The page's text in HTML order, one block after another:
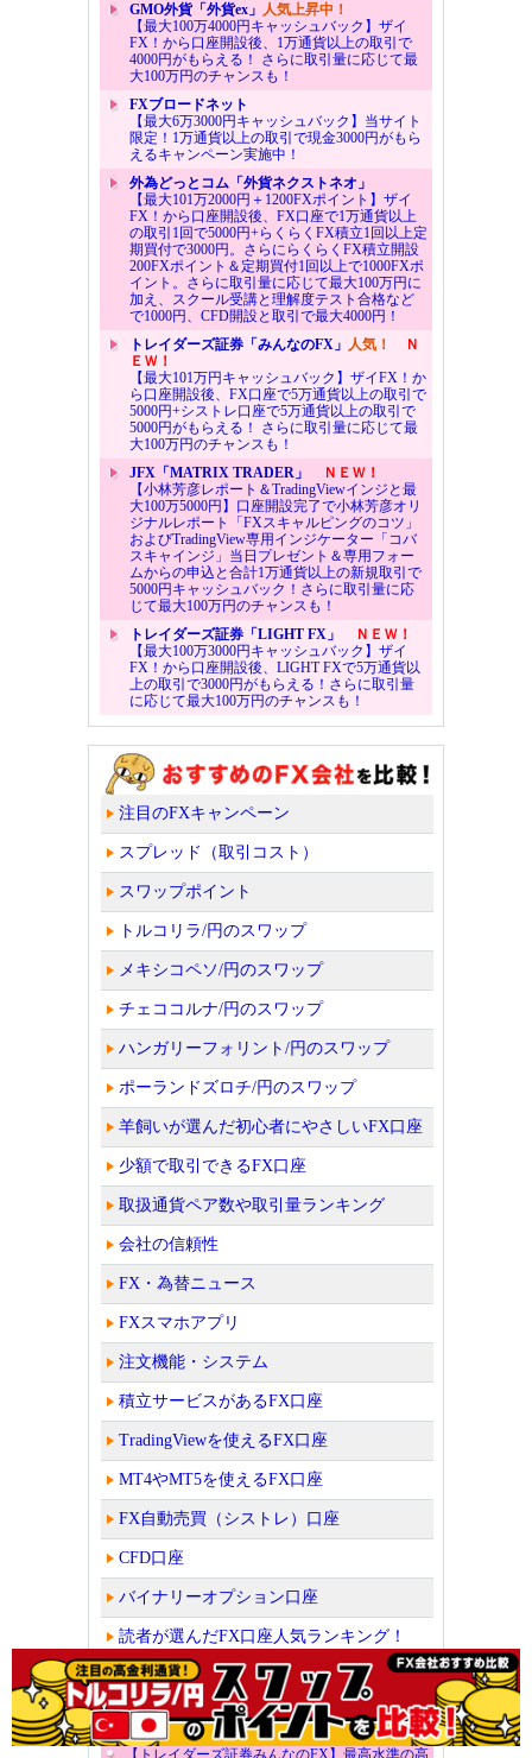
GMO外貨「外貨ex」 人気上昇中！
【最大100万4000円キャッシュバック】ザイ
FX！から口座開設後、1万通貨以上の取引で
4000円がもらえる！ さらに取引量に応じて最
大100万円のチャンスも！
FXブロードネット
【最大6万3000円キャッシュバック】当サイト
限定！1万通貨以上の取引で現金3000円がもら
えるキャンペーン実施中！
外為どっとコム「外貨ネクストネオ」
【最大101万2000円＋1200FXポイント】ザイ
FX！から口座開設後、FX口座で1万通貨以上
の取引1回で5000円+らくらくFX積立1回以上定
期買付で3000円。さらにらくらくFX積立開設
200FXポイント＆定期買付1回以上で1000FXポ
イント。さらに取引量に応じて最大100万円に
加え、スクール受講と理解度テスト合格など
で1000円、CFD開設と取引で最大4000円！
トレイダーズ証券「みんなのFX」 人気！
Ｎ
ＥＷ！
【最大101万円キャッシュバック】ザイFX！か
ら口座開設後、FX口座で5万通貨以上の取引で
5000円+シストレ口座で5万通貨以上の取引で
5000円がもらえる！ さらに取引量に応じて最
大100万円のチャンスも！
JFX「MATRIX TRADER」
ＮＥＷ！
【小林芳彦レポート＆TradingViewインジと最
大100万5000円】口座開設完了で小林芳彦オリ
ジナルレポート「FXスキャルピングのコツ」
およびTradingView専用インジケーター「コバ
スキャインジ」当日プレゼント＆専用フォー
ムからの申込と合計1万通貨以上の新規取引で
5000円キャッシュバック！さらに取引量に応
じて最大100万円のチャンスも！
トレイダーズ証券「LIGHT FX」
ＮＥＷ！
【最大100万3000円キャッシュバック】ザイ
FX！から口座開設後、LIGHT FXで5万通貨以
上の取引で3000円がもらえる！さらに取引量
に応じて最大100万円のチャンスも！
注目のFXキャンペーン
スプレッド（取引コスト）
スワップポイント
トルコリラ/円のスワップ
メキシコペソ/円のスワップ
チェココルナ/円のスワップ
ハンガリーフォリント/円のスワップ
ポーランドズロチ/円のスワップ
羊飼いが選んだ初心者にやさしいFX口座
少額で取引できるFX口座
取扱通貨ペア数や取引量ランキング
会社の信頼性
FX・為替ニュース
FXスマホアプリ
注文機能・システム
積立サービスがあるFX口座
TradingViewを使えるFX口座
MT4やMT5を使えるFX口座
FX自動売買（シストレ）口座
CFD口座
バイナリーオプション口座
読者が選んだFX口座人気ランキング！
ビットコイン取引所・販売所を比較